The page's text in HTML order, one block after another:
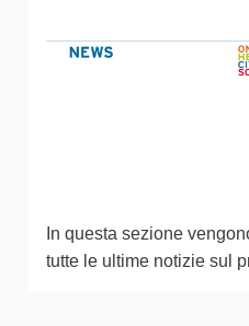
In questa sezione
tutte le ultime notizie sul